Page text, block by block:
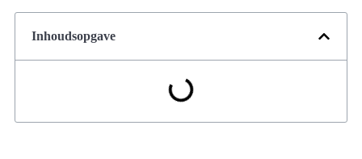
Inhoudsopgave